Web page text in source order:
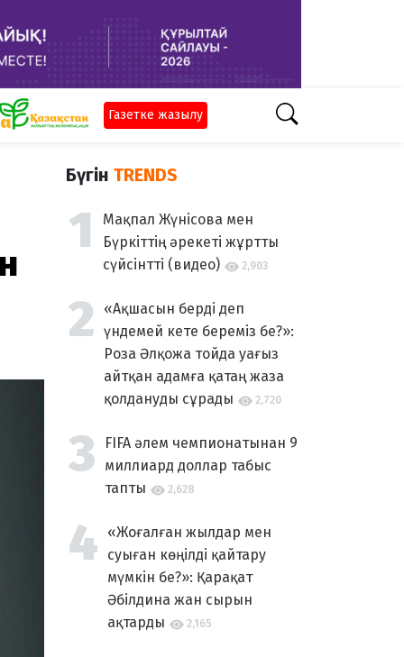
Газетке жазылу
Бүгін TRENDS
Мақпал Жүнісова мен
Бүркіттің әрекеті жұртты
сүйсінтті (видео)
2,903
«Ақшасын берді деп
үндемей кете береміз бе?»:
Роза Әлқожа тойда уағыз
айтқан адамға қатаң жаза
қолдануды сұрады
2,720
FIFA әлем чемпионатынан 9
миллиард доллар табыс
тапты
2,628
«Жоғалған жылдар мен
суыған көңілді қайтару
мүмкін бе?»: Қарақат
Әбілдина жан сырын
ақтарды
2,165